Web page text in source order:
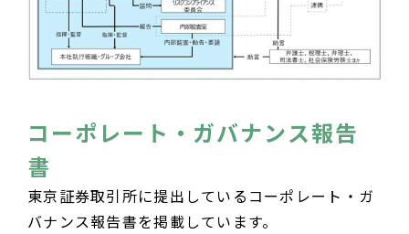
コーポレート・ガバナンス報告
書
東京証券取引所に提出しているコーポレート・ガ
バナンス報告書を掲載しています。